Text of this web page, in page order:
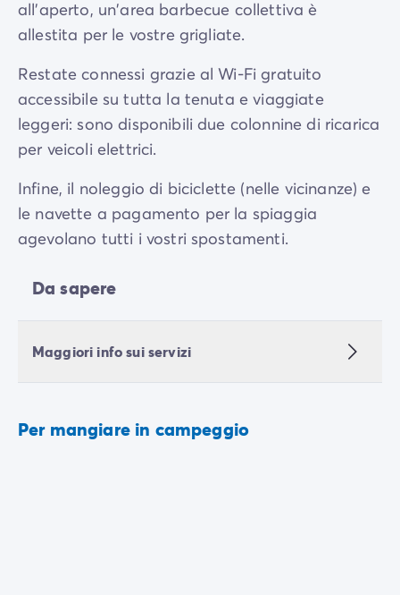
all'aperto, un'area barbecue collettiva è
allestita per le vostre grigliate.
Restate connessi grazie al Wi-Fi gratuito
accessibile su tutta la tenuta e viaggiate
leggeri: sono disponibili due colonnine di ricarica
per veicoli elettrici.
Infine, il noleggio di biciclette (nelle vicinanze) e
le navette a pagamento per la spiaggia
agevolano tutti i vostri spostamenti.
Da sapere
Maggiori info sui servizi
Per mangiare in campeggio